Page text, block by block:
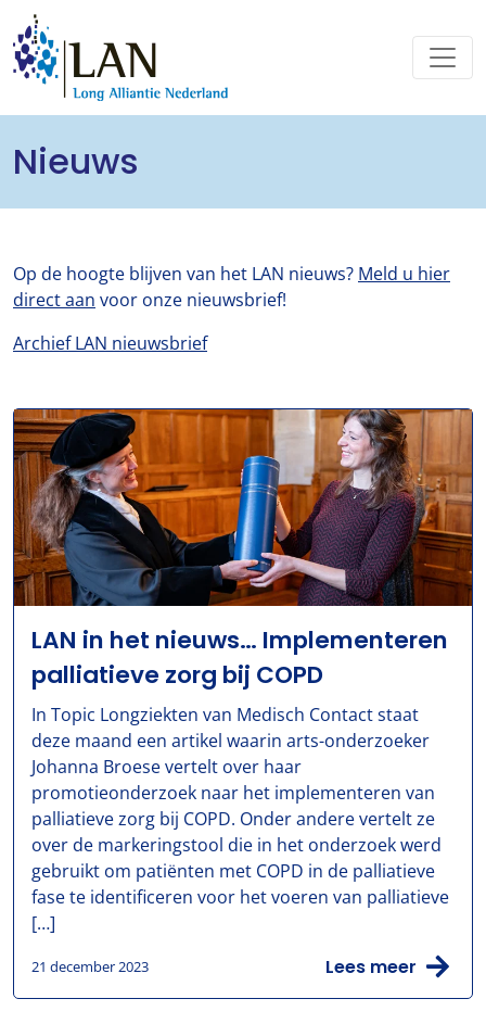
Nieuws
Op de hoogte blijven van het LAN nieuws? Meld u hier
direct aan voor onze nieuwsbrief!
Archief LAN nieuwsbrief
LAN in het nieuws… Implementeren
palliatieve zorg bij COPD
In Topic Longziekten van Medisch Contact staat
deze maand een artikel waarin arts-onderzoeker
Johanna Broese vertelt over haar
promotieonderzoek naar het implementeren van
palliatieve zorg bij COPD. Onder andere vertelt ze
over de markeringstool die in het onderzoek werd
gebruikt om patiënten met COPD in de palliatieve
fase te identificeren voor het voeren van palliatieve
[…]
21 december 2023 Lees meer